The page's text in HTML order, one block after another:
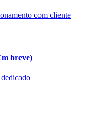
com cliente
breve)